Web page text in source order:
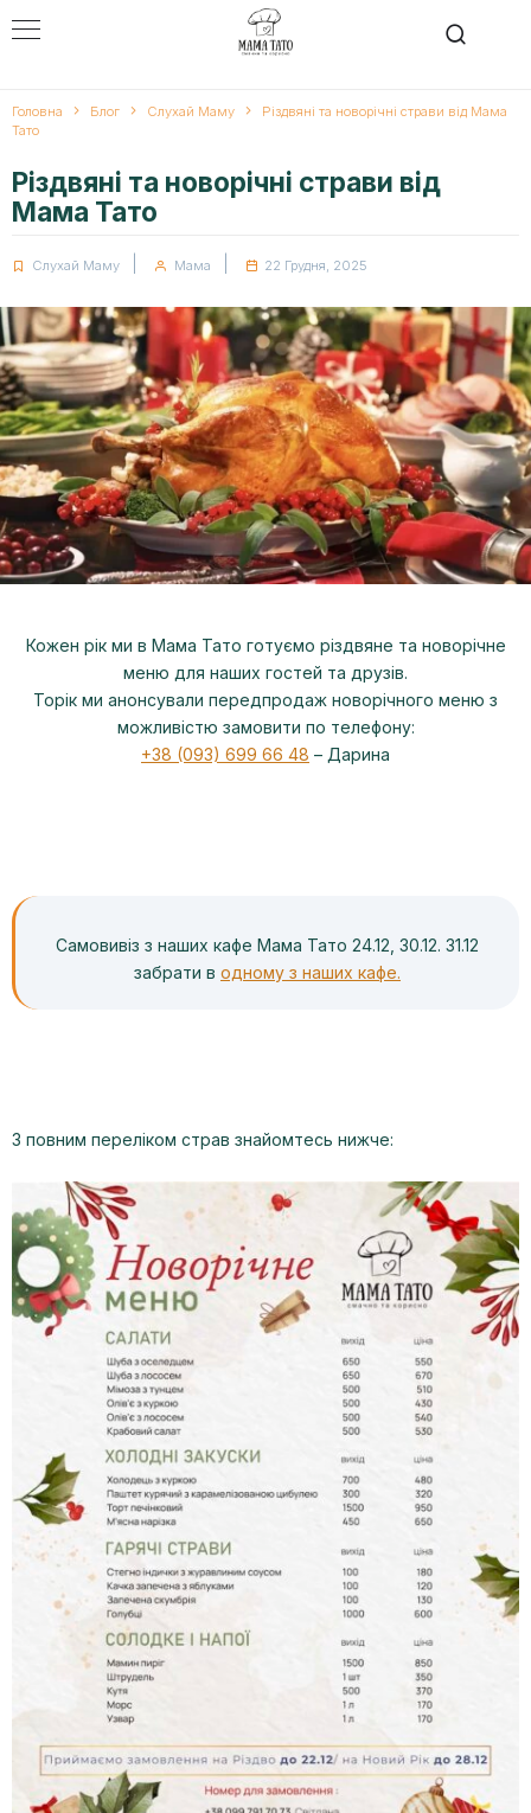
Головна Блог Слухай Маму
Різдвяні та новорічні страви від Мама
Тато
Різдвяні та новорічні страви від
Мама Тато
Слухай Маму Мама 22 Грудня, 2025
Кожен рік ми в Мама Тато готуємо різдвяне та новорічне
меню для наших гостей та друзів.
Торік ми анонсували передпродаж новорічного меню з
можливістю замовити по телефону:
+38 (093) 699 66 48 – Дарина
Самовивіз з наших кафе Мама Тато 24.12, 30.12. 31.12
забрати в одному з наших кафе.
З повним переліком страв знайомтесь нижче: